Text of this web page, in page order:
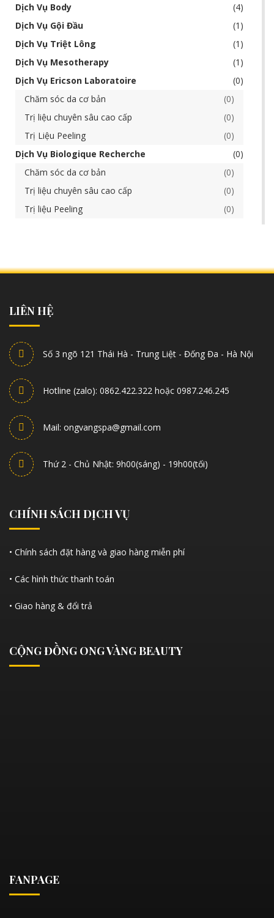
Dịch Vụ Body
4
Dịch Vụ Gội Đầu
1
Dịch Vụ Triệt Lông
1
Dịch Vụ Mesotherapy
1
Dịch Vụ Ericson Laboratoire
0
Chăm sóc da cơ bản
0
Trị liệu chuyên sâu cao cấp
0
Trị Liệu Peeling
0
Dịch Vụ Biologique Recherche
0
Chăm sóc da cơ bản
0
Trị liệu chuyên sâu cao cấp
0
Trị liệu Peeling
0
LIÊN HỆ
Số 3 ngõ 121 Thái Hà - Trung Liệt - Đống Đa - Hà Nội
Hotline (zalo): 0862.422.322 hoặc 0987.246.245
Mail: ongvangspa@gmail.com
Thứ 2 - Chủ Nhật: 9h00(sáng) - 19h00(tối)
CHÍNH SÁCH DỊCH VỤ
• Chính sách đặt hàng và giao hàng miễn phí
• Các hình thức thanh toán
• Giao hàng & đổi trả
CỘNG ĐỒNG ONG VÀNG BEAUTY
FANPAGE